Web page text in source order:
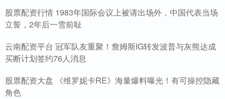
股票配资行情 1983年国际会议上被请出场外，中国代表当场
立誓，2年后一雪前耻
云南配资平台 冠军队友重聚！詹姆斯IG转发波普与灰熊达成
买断计划签约76人消息
股票配资大盘 《维罗妮卡RE》海量爆料曝光！有可操控隐藏
角色